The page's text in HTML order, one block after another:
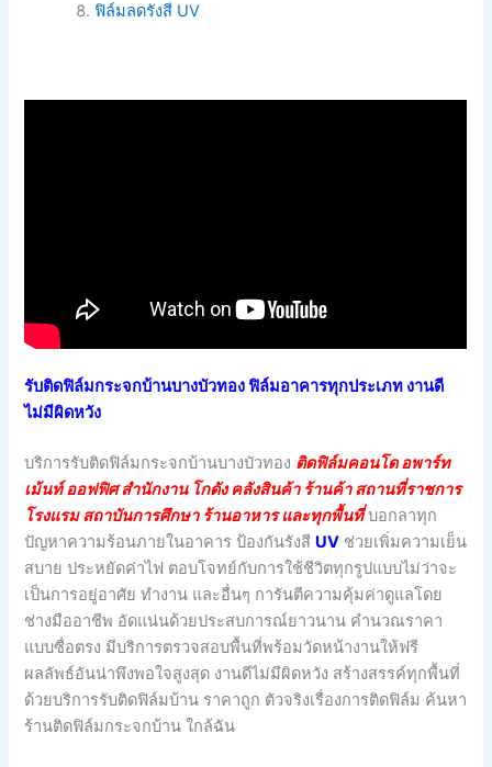
ฟิล์มลดรังสี UV
รับติดฟิล์มกระจกบ้านบางบัวทอง ฟิล์มอาคารทุกประเภท งานดี
ไม่มีผิดหวัง
บริการรับติดฟิล์มกระจกบ้านบางบัวทอง ติดฟิล์มคอนโด อพาร์ท
เม้นท์ ออฟฟิศ สำนักงาน โกดัง คลังสินค้า ร้านค้า สถานที่ราชการ
โรงแรม สถาบันการศึกษา ร้านอาหาร และทุกพื้นที่บอกลาทุก
ปัญหาความร้อนภายในอาคาร ป้องกันรังสี UV ช่วยเพิ่มความเย็น
สบาย ประหยัดค่าไฟ ตอบโจทย์กับการใช้ชีวิตทุกรูปแบบไม่ว่าจะ
เป็นการอยู่อาศัย ทำงาน และอื่นๆ การันตีความคุ้มค่าดูแลโดย
ช่างมืออาชีพ อัดแน่นด้วยประสบการณ์ยาวนาน คำนวณราคา
แบบซื่อตรง มีบริการตรวจสอบพื้นที่พร้อมวัดหน้างานให้ฟรี
ผลลัพธ์อันน่าพึงพอใจสูงสุด งานดีไม่มีผิดหวัง สร้างสรรค์ทุกพื้นที่
ด้วยบริการรับติดฟิล์มบ้าน ราคาถูก ตัวจริงเรื่องการติดฟิล์ม ค้นหา
ร้านติดฟิล์มกระจกบ้าน ใกล้ฉัน